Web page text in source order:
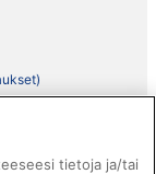
tietoja ja/tai